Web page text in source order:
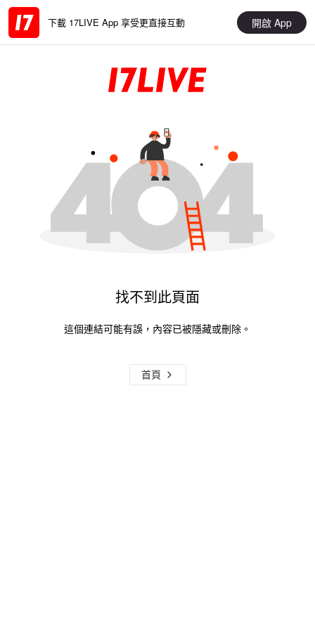
下載 17LIVE App 享受更直接互動 開啟 App
找不到此頁面
這個連結可能有誤，內容已被隱藏或刪除。
首頁